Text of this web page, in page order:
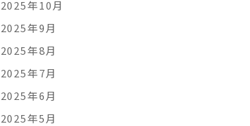
2025年10月
2025年9月
2025年8月
2025年7月
2025年6月
2025年5月